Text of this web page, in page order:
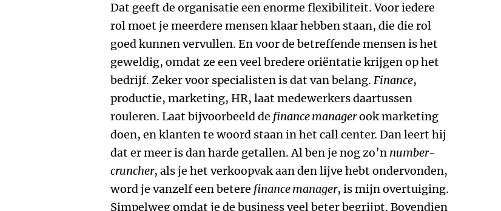
Dat geeft de organisatie een enorme flexibiliteit. Voor iedere
rol moet je meerdere mensen klaar hebben staan, die die rol
goed kunnen vervullen. En voor de betreffende mensen is het
geweldig, omdat ze een veel bredere oriëntatie krijgen op het
bedrijf. Zeker voor specialisten is dat van belang. Finance,
productie, marketing, HR, laat medewerkers daartussen
rouleren. Laat bijvoorbeeld de finance managerook marketing
doen, en klanten te woord staan in het call center. Dan leert hij
dat er meer is dan harde getallen. Al ben je nog zo’n number-
cruncher, als je het verkoopvak aan den lijve hebt ondervonden,
word je vanzelf een betere finance manager, is mijn overtuiging.
Simpelweg omdat je de business veel beter begrijpt. Bovendien